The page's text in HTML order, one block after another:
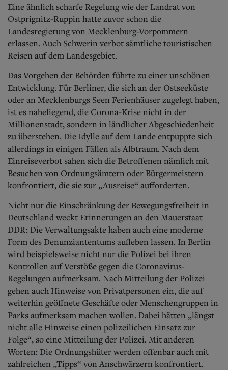
Eine ähnlich scharfe Regelung wie der Landrat von
Ostprignitz-Ruppin hatte zuvor schon die
Landesregierung von Mecklenburg-Vorpommern
erlassen. Auch Schwerin verbot sämtliche touristischen
Reisen auf dem Landesgebiet.
Das Vorgehen der Behörden führte zu einer unschönen
Entwicklung. Für Berliner, die sich an der Ostseeküste
oder an Mecklenburgs Seen Ferienhäuser zugelegt haben,
ist es naheliegend, die Corona-Krise nicht in der
Millionenstadt, sondern in ländlicher Abgeschiedenheit
zu überstehen. Die Idylle auf dem Lande entpuppte sich
allerdings in einigen Fällen als Albtraum. Nach dem
Einreiseverbot sahen sich die Betroffenen nämlich mit
Besuchen von Ordnungsämtern oder Bürgermeistern
konfrontiert, die sie zur „Ausreise“ aufforderten.
Nicht nur die Einschränkung der Bewegungsfreiheit in
Deutschland weckt Erinnerungen an den Mauerstaat
DDR: Die Verwaltungsakte haben auch eine moderne
Form des Denunziantentums aufleben lassen. In Berlin
wird beispielsweise nicht nur die Polizei bei ihren
Kontrollen auf Verstöße gegen die Coronavirus-
Regelungen aufmerksam. Nach Mitteilung der Polizei
gehen auch Hinweise von Privatpersonen ein, die auf
weiterhin geöffnete Geschäfte oder Menschengruppen in
Parks aufmerksam machen wollen. Dabei hätten „längst
nicht alle Hinweise einen polizeilichen Einsatz zur
Folge“, so eine Mitteilung der Polizei. Mit anderen
Worten: Die Ordnungshüter werden offenbar auch mit
zahlreichen „Tipps“ von Anschwärzern konfrontiert.